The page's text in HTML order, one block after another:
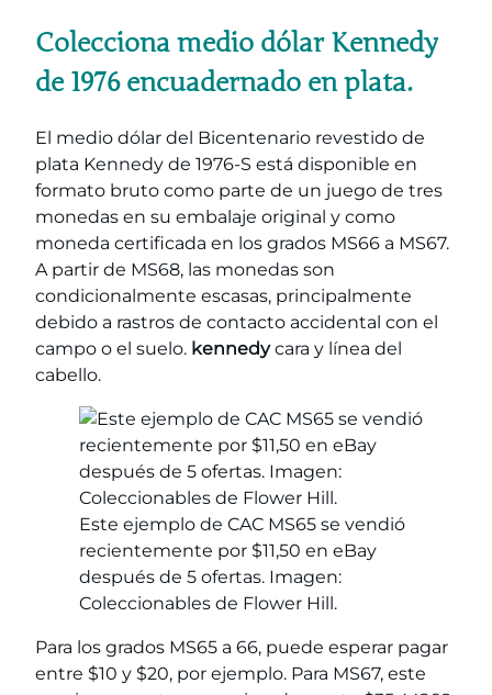
Colecciona medio dólar Kennedy
de 1976 encuadernado en plata.
El medio dólar del Bicentenario revestido de
plata Kennedy de 1976-S está disponible en
formato bruto como parte de un juego de tres
monedas en su embalaje original y como
moneda certificada en los grados MS66 a MS67.
A partir de MS68, las monedas son
condicionalmente escasas, principalmente
debido a rastros de contacto accidental con el
campo o el suelo. kennedycara y línea del
cabello.
Este ejemplo de CAC MS65 se vendió
recientemente por $11,50 en eBay
después de 5 ofertas. Imagen:
Coleccionables de Flower Hill.
Para los grados MS65 a 66, puede esperar pagar
entre $10 y $20, por ejemplo. Para MS67, este